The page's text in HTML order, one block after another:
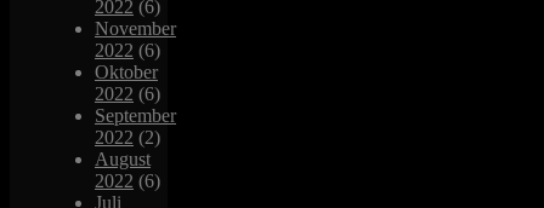
2022 (6)
November
2022 (6)
Oktober
2022 (6)
September
2022 (2)
August
2022 (6)
Juli